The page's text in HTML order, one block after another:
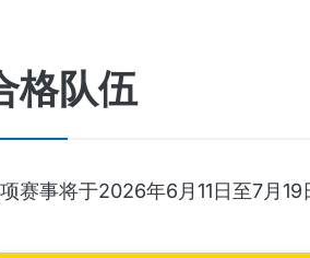
格队伍
赛事将于2026年6月11日至7月